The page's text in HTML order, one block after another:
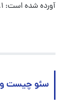
آورده شده است: ۱. استفاده […]
سئو چیست و